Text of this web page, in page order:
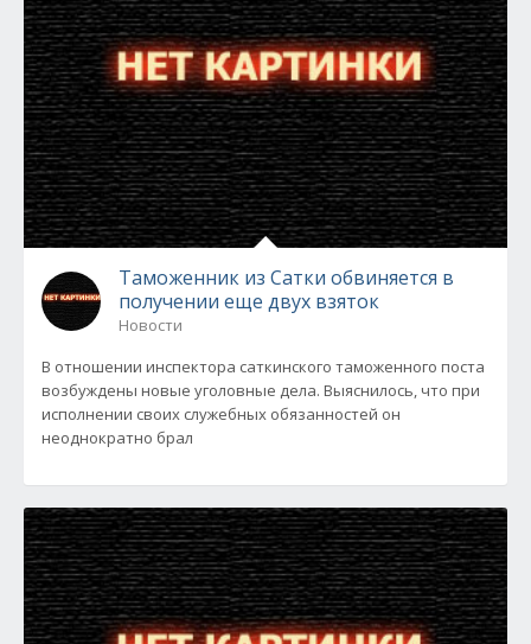
Таможенник из Сатки обвиняется в
получении еще двух взяток
Новости
В отношении инспектора саткинского таможенного поста
возбуждены новые уголовные дела. Выяснилось, что при
исполнении своих служебных обязанностей он
неоднократно брал